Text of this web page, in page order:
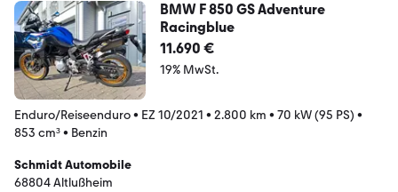
BMW F 850 GS Adventure
Racingblue
11.690 €
19% MwSt.
Enduro/Reiseenduro• EZ 10/2021 • 2.800 km • 70 kW (95 PS) •
853 cm³• Benzin
Schmidt Automobile
68804 Altlußheim